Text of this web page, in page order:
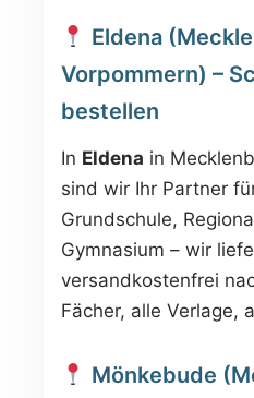
Eldena
Vorpommern) –
bestellen
In Eldena in
sind wir Ihr Partner
Grundschule,
Gymnasium – wir
versandkostenfrei
Fächer, alle Verlage,
Mönkebude